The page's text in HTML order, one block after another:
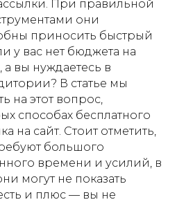
При правильной
они
приносить быстрый
у вас нет бюджета на
вы нуждаетесь в
В статье мы
на этот вопрос,
способах бесплатного
на сайт. Стоит отметить,
большого
времени и усилий, в
могут не показать
и плюс — вы не